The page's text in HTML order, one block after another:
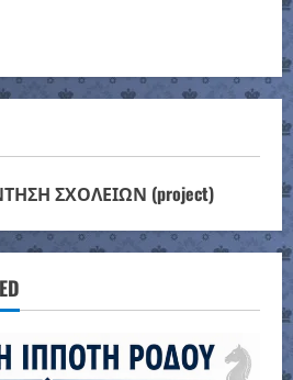
ΣΧΟΛΕΙΩΝ (project)